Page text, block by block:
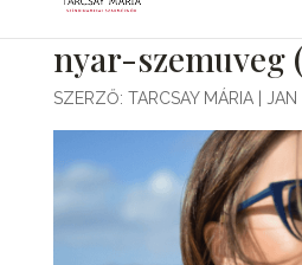
nyar-szemuveg
SZERZŐ: TARCSAY MÁRIA| JAN